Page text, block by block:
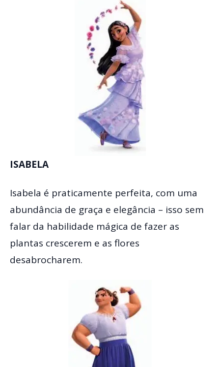
ISABELA
Isabela é praticamente perfeita, com uma
abundância de graça e elegância – isso sem
falar da habilidade mágica de fazer as
plantas crescerem e as flores
desabrocharem.